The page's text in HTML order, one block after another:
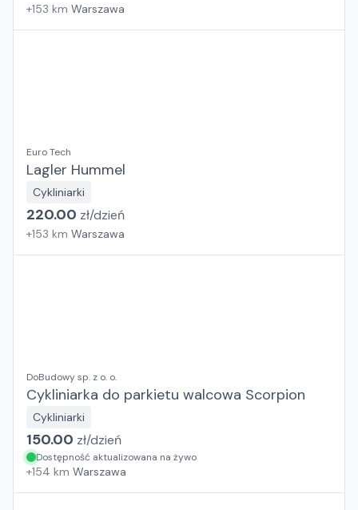
+153 km Warszawa
Euro Tech
Lagler Hummel
Cykliniarki
220.00 zł/dzień
+153 km Warszawa
DoBudowy sp. z o. o.
Cykliniarka do parkietu walcowa Scorpion
Cykliniarki
150.00 zł/dzień
Dostępność aktualizowana na żywo
+154 km Warszawa